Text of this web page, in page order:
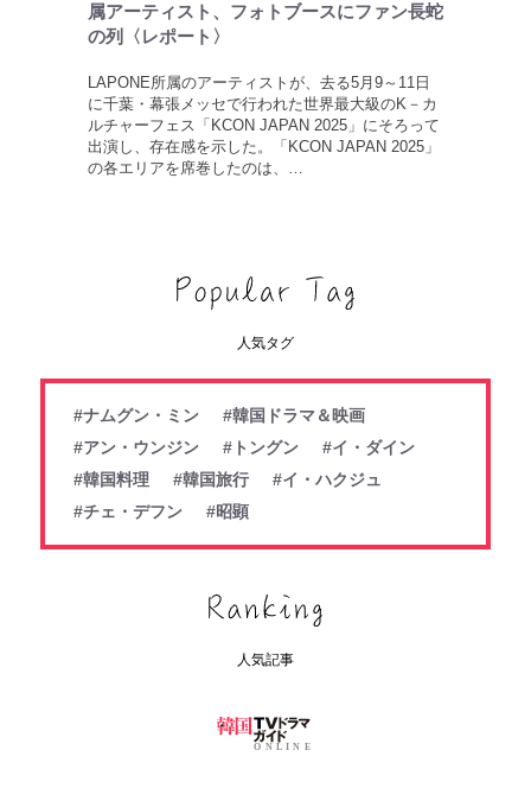
属アーティスト、フォトブースにファン長蛇
の列〈レポート〉
LAPONE所属のアーティストが、去る5月9～11日
に千葉・幕張メッセで行われた世界最大級のK－カ
ルチャーフェス「KCON JAPAN 2025」にそろって
出演し、存在感を示した。「KCON JAPAN 2025」
の各エリアを席巻したのは、…
人気タグ
#ナムグン・ミン
#韓国ドラマ＆映画
#アン・ウンジン
#トングン
#イ・ダイン
#韓国料理
#韓国旅行
#イ・ハクジュ
#チェ・デフン
#昭顕
人気記事